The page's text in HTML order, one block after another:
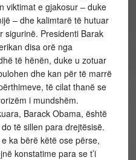
viktimat e gjakosur – duke
– dhe kalimtarë të hutuar
sigurinë. Presidenti Barak
disa orë nga
të hënën, duke u zotuar
dhe kan për të marrë
të cilat thanë se
i mundshëm.
Barack Obama, është
të sillen para drejtësisë.
ka bërë këtë ose përse,
konstatime para se t’i